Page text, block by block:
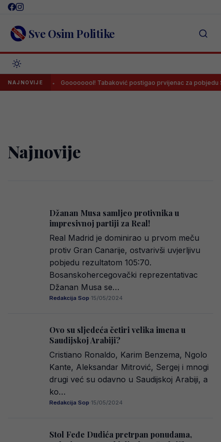
Skip
content Sve Osim Politike
NAJNOVIJE Goooooool! Tabaković postigao prvijenac za pobjedu
Najnovije
Džanan Musa samljeo protivnika u
impresivnoj partiji za Real!
Real Madrid je dominirao u prvom meču
protiv Gran Canarije, ostvarivši uvjerljivu
pobjedu rezultatom 105:70.
Bosanskohercegovački reprezentativac
Džanan Musa se…
Redakcija Sop·15/05/2024
Ovo su sljedeća četiri velika imena u
Saudijskoj Arabiji?
Cristiano Ronaldo, Karim Benzema, Ngolo
Kante, Aleksandar Mitrović, Sergej i mnogi
drugi već su odavno u Saudijskoj Arabiji, a
ko…
Redakcija Sop·15/05/2024
Stol Feđe Dudića pretrpan ponudama,